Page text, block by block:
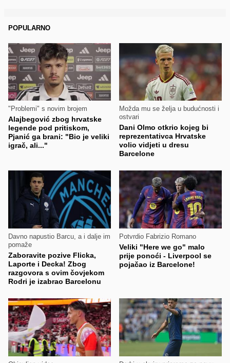
POPULARNO
"Problemi" s novim brojem
Alajbegović zbog hrvatske
legende pod pritiskom,
Pjanić ga brani: "Bio je veliki
igrač, ali..."
Možda mu se želja u budućnosti i
ostvari
Dani Olmo otkrio kojeg bi
reprezentativca Hrvatske
volio vidjeti u dresu
Barcelone
Davno napustio Barcu, a i dalje im
pomaže
Zaboravite pozive Flicka,
Laporte i Decka! Zbog
razgovora s ovim čovjekom
Rodri je izabrao Barcelonu
Potvrdio Fabrizio Romano
Veliki "Here we go" malo
prije ponoći - Liverpool se
pojačao iz Barcelone!